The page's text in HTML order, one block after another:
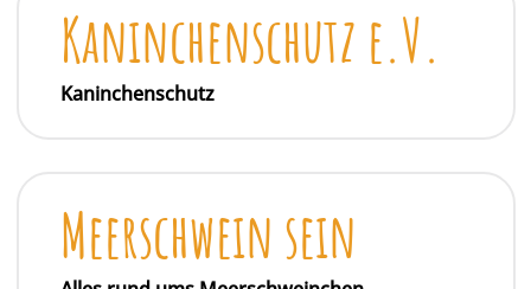
Kaninchenschutz e.V.
Kaninchenschutz
Meerschwein sein